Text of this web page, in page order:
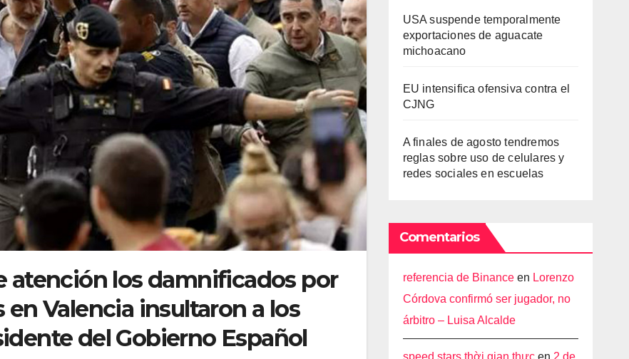
atención los damnificados por
Valencia insultaron a los
del Gobierno Español
USA suspende temporalmente
exportaciones de aguacate
michoacano
EU intensifica ofensiva contra el
CJNG
A finales de agosto tendremos
reglas sobre uso de celulares y
redes sociales en escuelas
Comentarios
referencia de Binanceen Lorenzo
Córdova confirmó ser jugador, no
árbitro – Luisa Alcalde
speed stars thời gian thựcen 2 de